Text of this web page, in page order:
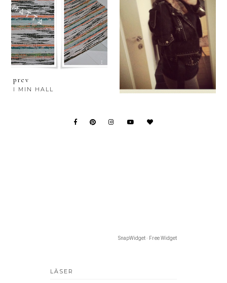
prev
I MIN HALL
SnapWidget · Free Widget
LÄSER